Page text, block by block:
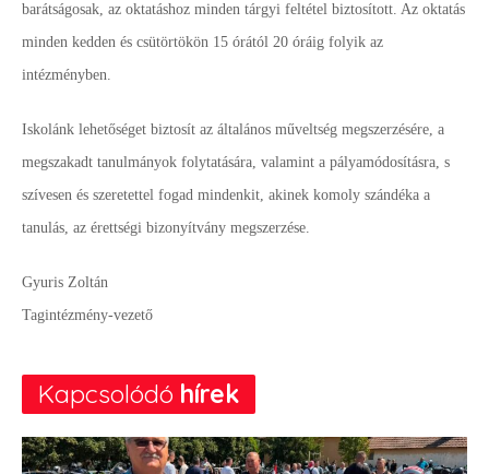
barátságosak, az oktatáshoz minden tárgyi feltétel biztosított. Az oktatás
minden kedden és csütörtökön 15 órától 20 óráig folyik az
intézményben.
Iskolánk lehetőséget biztosít az általános műveltség megszerzésére, a
megszakadt tanulmányok folytatására, valamint a pályamódosításra, s
szívesen és szeretettel fogad mindenkit, akinek komoly szándéka a
tanulás, az érettségi bizonyítvány megszerzése.
Gyuris Zoltán
Tagintézmény-vezető
Kapcsolódó hírek